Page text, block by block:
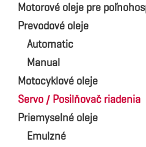
Motorové oleje pre
Prevodové oleje
Automatic
Manual
Motocyklové oleje
Servo / Posilňovač riadenia
Priemyselné oleje
Emulzné